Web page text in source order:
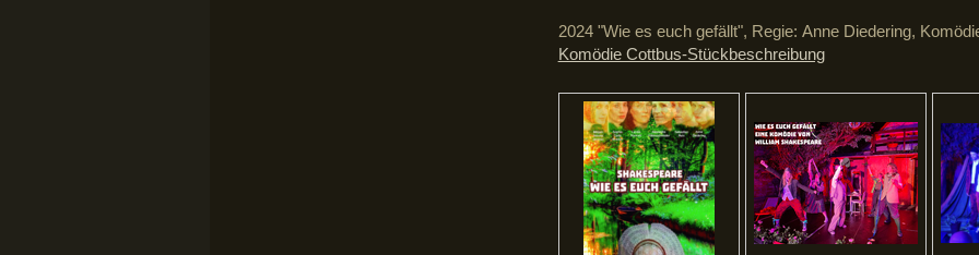
2024 "Wie es euch gefällt", Regie: Anne Diedering,
Komödie Cottbus-Stückbeschreibung